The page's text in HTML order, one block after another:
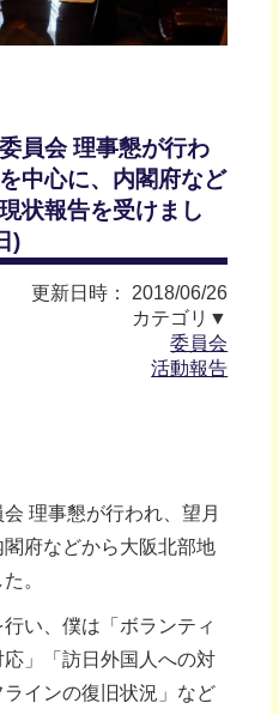
員会 理事懇が行わ
中心に、内閣府など
状報告を受けまし
)
更新日時： 2018/06/26
カテゴリ▼
委員会
活動報告
理事懇が行われ、望月
府などから大阪北部地
。
い、僕は「ボランティ
」「訪日外国人への対
インの復旧状況」など